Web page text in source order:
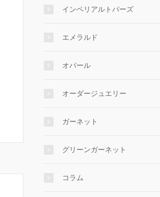
インペリアルトパーズ
エメラルド
オパール
オーダージュエリー
ガーネット
グリーンガーネット
コラム